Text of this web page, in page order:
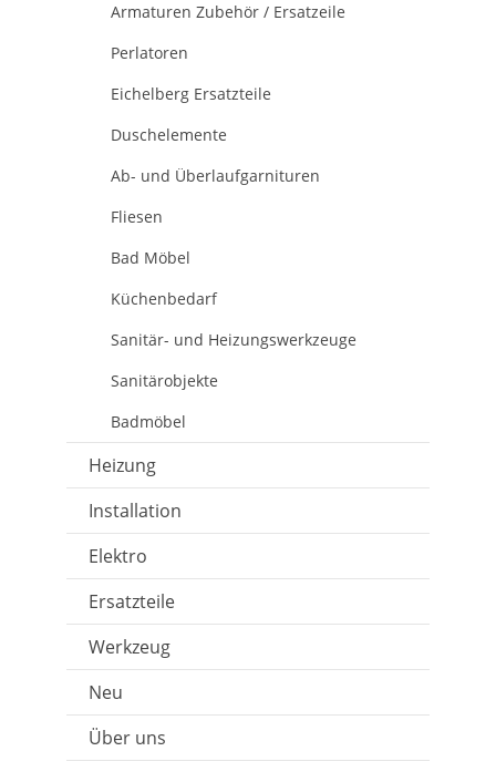
Armaturen Zubehör / Ersatzeile
Perlatoren
Eichelberg Ersatzteile
Duschelemente
Ab- und Überlaufgarnituren
Fliesen
Bad Möbel
Küchenbedarf
Sanitär- und Heizungswerkzeuge
Sanitärobjekte
Badmöbel
Heizung
Installation
Elektro
Ersatzteile
Werkzeug
Neu
Über uns